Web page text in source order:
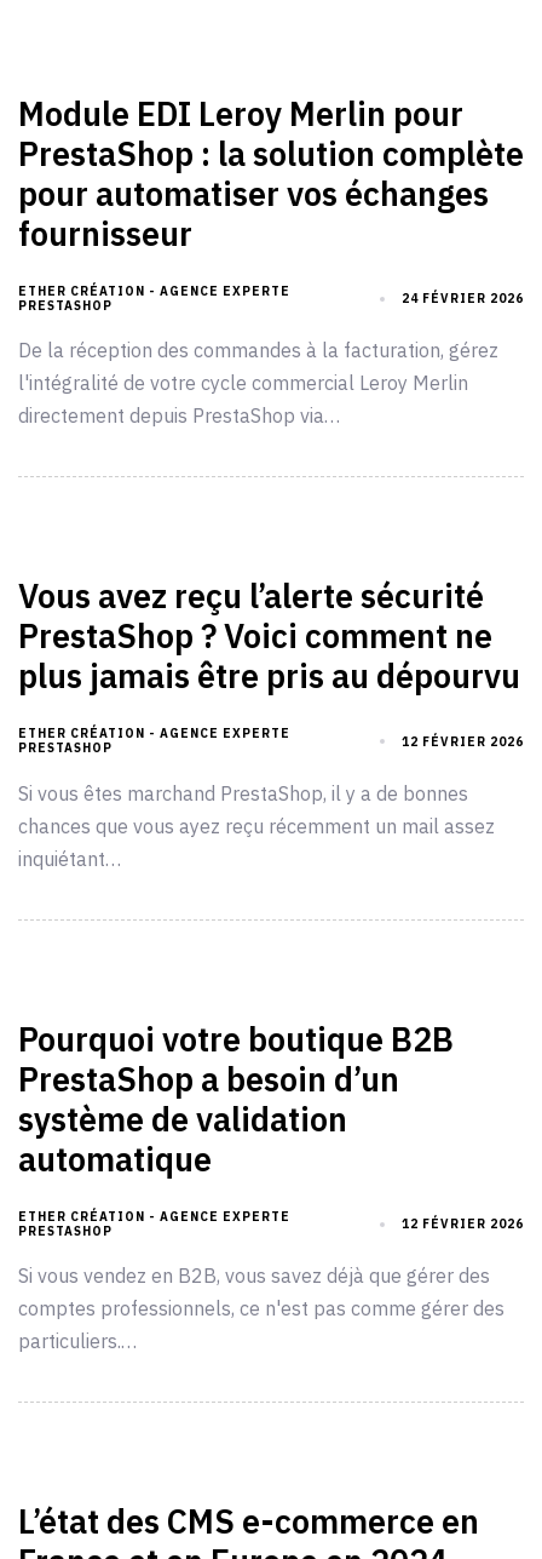
Module EDI Leroy Merlin pour
PrestaShop : la solution complète
pour automatiser vos échanges
fournisseur
ETHER CRÉATION - AGENCE EXPERTE
PRESTASHOP
24 FÉVRIER 2026
De la réception des commandes à la facturation, gérez
l'intégralité de votre cycle commercial Leroy Merlin
directement depuis PrestaShop via…
Vous avez reçu l’alerte sécurité
PrestaShop ? Voici comment ne
plus jamais être pris au dépourvu
ETHER CRÉATION - AGENCE EXPERTE
PRESTASHOP
12 FÉVRIER 2026
Si vous êtes marchand PrestaShop, il y a de bonnes
chances que vous ayez reçu récemment un mail assez
inquiétant…
Pourquoi votre boutique B2B
PrestaShop a besoin d’un
système de validation
automatique
ETHER CRÉATION - AGENCE EXPERTE
PRESTASHOP
12 FÉVRIER 2026
Si vous vendez en B2B, vous savez déjà que gérer des
comptes professionnels, ce n'est pas comme gérer des
particuliers.…
L’état des CMS e-commerce en